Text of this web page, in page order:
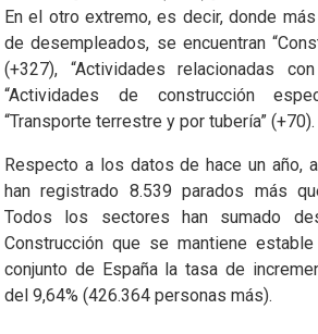
En el otro extremo, es decir, donde
de desempleados, se encuentran
(+327), “Actividades relacionadas
“Actividades de construcción
“Transporte terrestre y por tubería” (+70).
Respecto a los datos de hace un año,
han registrado 8.539 parados más
Todos los sectores han sumado
Construcción que se mantiene
conjunto de España la tasa de
del 9,64% (426.364 personas más).